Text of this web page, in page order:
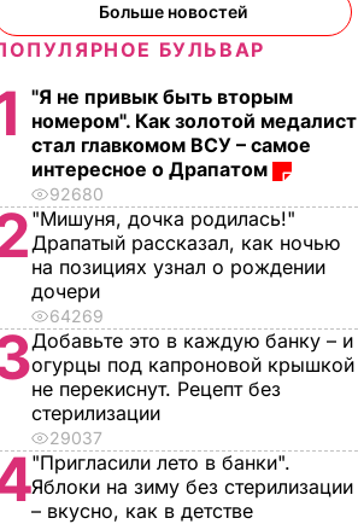
о
манере
МИР
Кулеба объяснил,
почему Трамп на
придрался к
костюму
Зеленского
Больше новостей
БУЛЬВАР
"Я не привык быть вторым
номером". Как золотой медалист
стал главкомом ВСУ – самое
интересное о Драпатом
92680
"Мишуня, дочка родилась!"
Драпатый рассказал, как ночью
на позициях узнал о рождении
дочери
64269
Добавьте это в каждую банку – и
огурцы под капроновой крышкой
не перекиснут. Рецепт без
стерилизации
29037
"Пригласили лето в банки".
Яблоки на зиму без стерилизации
– вкусно, как в детстве